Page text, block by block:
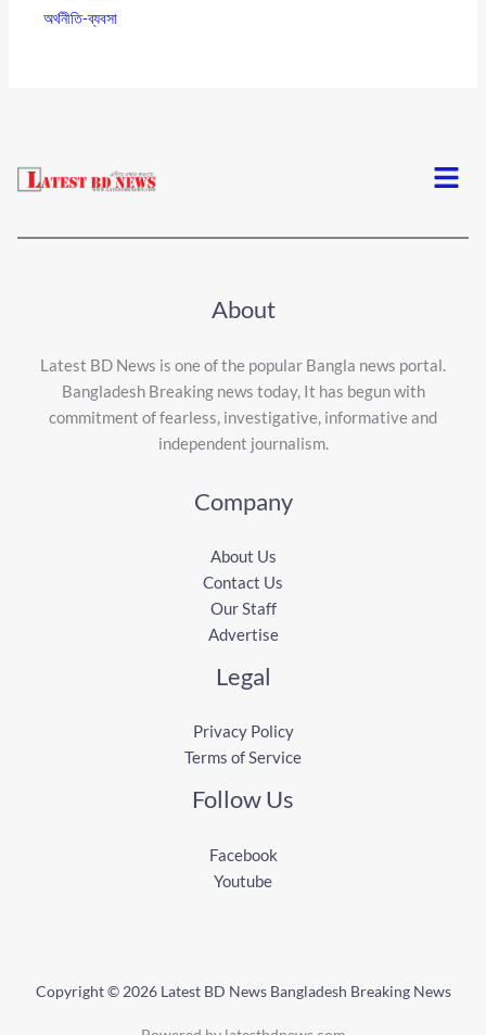
অর্থনীতি-ব্যবসা
Menu
About
Latest BD News is one of the popular Bangla news portal.
Bangladesh Breaking news today, It has begun with
commitment of fearless, investigative, informative and
independent journalism.
Company
About Us
Contact Us
Our Staff
Advertise
Legal
Privacy Policy
Terms of Service
Follow Us
Facebook
Youtube
Copyright © 2026 Latest BD News Bangladesh Breaking News